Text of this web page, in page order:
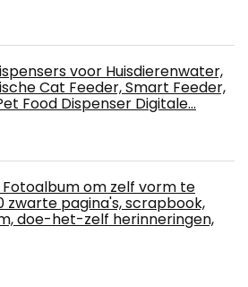
voor Huisdierenwater,
Cat Feeder, Smart Feeder,
Food Dispenser Digitale…
Fotoalbum om zelf vorm te
zwarte pagina's, scrapbook,
doe-het-zelf herinneringen,